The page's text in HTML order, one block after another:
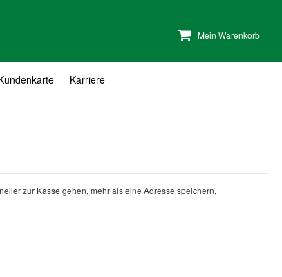
Mein Warenkorb
Karriere
zur Kasse gehen, mehr als eine Adresse speichern,